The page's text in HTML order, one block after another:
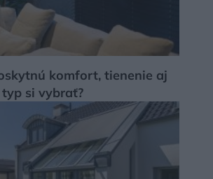
komfort, tienenie aj
si vybrať?